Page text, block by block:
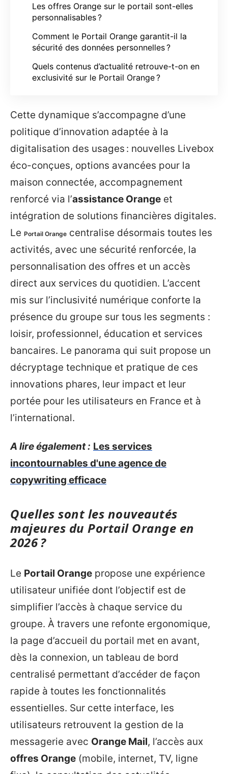
Les offres Orange sur le portail sont-elles
personnalisables ?
Comment le Portail Orange garantit-il la
sécurité des données personnelles ?
Quels contenus d’actualité retrouve-t-on en
exclusivité sur le Portail Orange ?
Cette dynamique s’accompagne d’une
politique d’innovation adaptée à la
digitalisation des usages : nouvelles Livebox
éco-conçues, options avancées pour la
maison connectée, accompagnement
renforcé via l’assistance Orange et
intégration de solutions financières digitales.
Le Portail Orange centralise désormais toutes les
activités, avec une sécurité renforcée, la
personnalisation des offres et un accès
direct aux services du quotidien. L’accent
mis sur l’inclusivité numérique conforte la
présence du groupe sur tous les segments :
loisir, professionnel, éducation et services
bancaires. Le panorama qui suit propose un
décryptage technique et pratique de ces
innovations phares, leur impact et leur
portée pour les utilisateurs en France et à
l’international.
A lire également : Les services
incontournables d'une agence de
copywriting efficace
Quelles sont les nouveautés
majeures du Portail Orange en
2026 ?
Le Portail Orange propose une expérience
utilisateur unifiée dont l’objectif est de
simplifier l’accès à chaque service du
groupe. À travers une refonte ergonomique,
la page d’accueil du portail met en avant,
dès la connexion, un tableau de bord
centralisé permettant d’accéder de façon
rapide à toutes les fonctionnalités
essentielles. Sur cette interface, les
utilisateurs retrouvent la gestion de la
messagerie avec Orange Mail, l’accès aux
offres Orange (mobile, internet, TV, ligne